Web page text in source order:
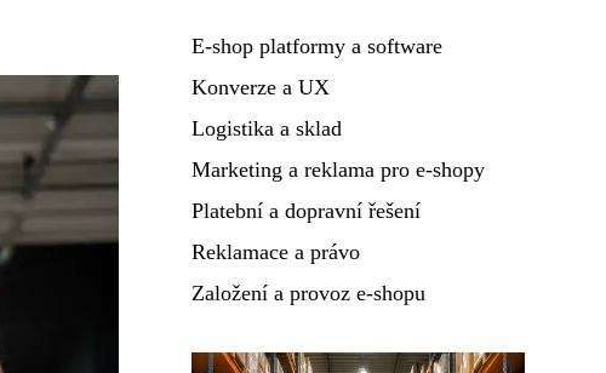
E-shop platformy a software
Konverze a UX
Logistika a sklad
Marketing a reklama pro e-shopy
Platební a dopravní řešení
Reklamace a právo
Založení a provoz e-shopu